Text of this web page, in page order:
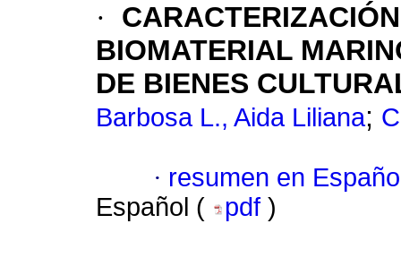
·
BIOMATERIAL
DE BIENES
Barbosa L., Aida Liliana;
· resumen en
Español (
pdf )